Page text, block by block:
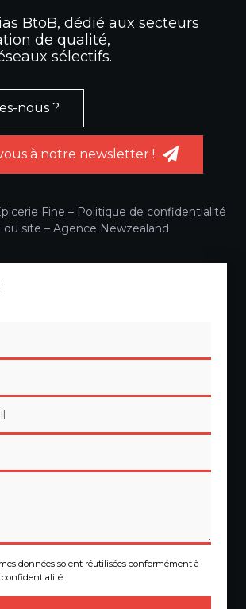
BtoB, dédié aux secteurs
de qualité,
sélectifs.
nous ?
à notre newsletter !
Fine – Politique de confidentialité
du site – Agence Newzealand
données soient réutilisées conformément à